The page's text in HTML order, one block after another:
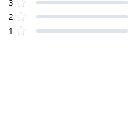
3
2
1